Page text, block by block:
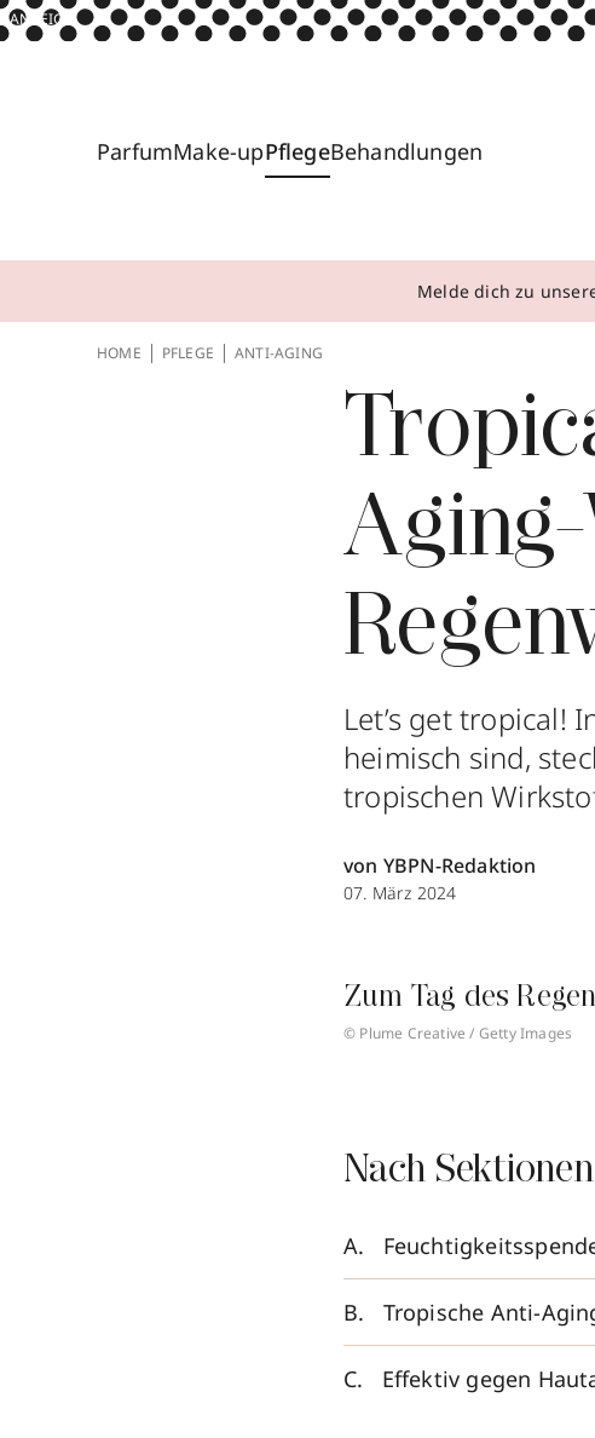
ANZEIGE
ParfumMake-upPflegeBehandlungen
Melde dich zu
HOME PFLEGE ANTI-AGING
Let’s get tropical!
heimisch sind,
tropischen
von YBPN-Redaktion
07. März 2024
Zum Tag des
© Plume Creative / Getty Images
Nach
Tropische Anti-
Effektiv gegen